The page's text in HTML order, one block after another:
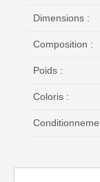
Dimensions :
Composition :
Poids :
Coloris :